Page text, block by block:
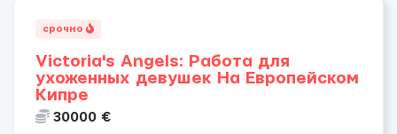
срочно
Victoria's Angels: Работа для
ухоженных девушек На Европейском
Кипре
30000 €